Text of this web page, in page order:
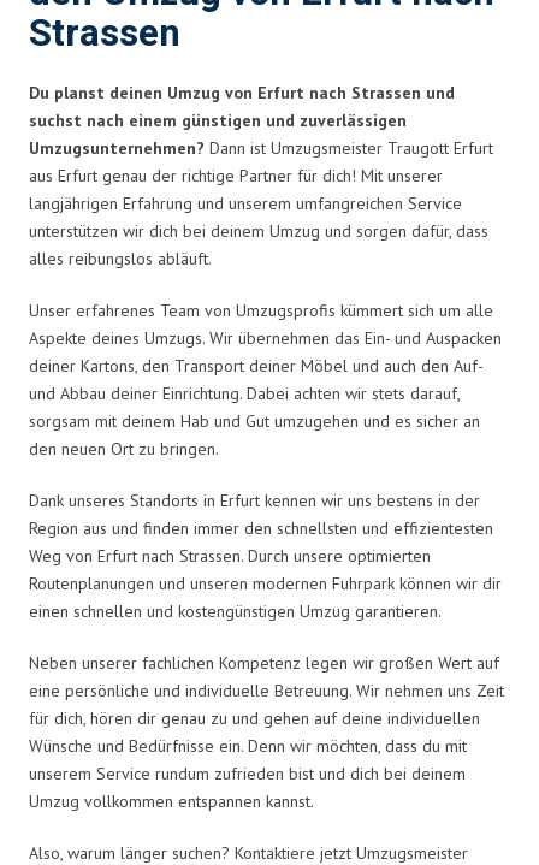
Strassen
Du planst deinen Umzug von Erfurt nach Strassen und
suchst nach einem günstigen und zuverlässigen
Umzugsunternehmen? Dann ist Umzugsmeister Traugott Erfurt
aus Erfurt genau der richtige Partner für dich! Mit unserer
langjährigen Erfahrung und unserem umfangreichen Service
unterstützen wir dich bei deinem Umzug und sorgen dafür, dass
alles reibungslos abläuft.
Unser erfahrenes Team von Umzugsprofis kümmert sich um alle
Aspekte deines Umzugs. Wir übernehmen das Ein- und Auspacken
deiner Kartons, den Transport deiner Möbel und auch den Auf-
und Abbau deiner Einrichtung. Dabei achten wir stets darauf,
sorgsam mit deinem Hab und Gut umzugehen und es sicher an
den neuen Ort zu bringen.
Dank unseres Standorts in Erfurt kennen wir uns bestens in der
Region aus und finden immer den schnellsten und effizientesten
Weg von Erfurt nach Strassen. Durch unsere optimierten
Routenplanungen und unseren modernen Fuhrpark können wir dir
einen schnellen und kostengünstigen Umzug garantieren.
Neben unserer fachlichen Kompetenz legen wir großen Wert auf
eine persönliche und individuelle Betreuung. Wir nehmen uns Zeit
für dich, hören dir genau zu und gehen auf deine individuellen
Wünsche und Bedürfnisse ein. Denn wir möchten, dass du mit
unserem Service rundum zufrieden bist und dich bei deinem
Umzug vollkommen entspannen kannst.
Also, warum länger suchen? Kontaktiere jetzt Umzugsmeister